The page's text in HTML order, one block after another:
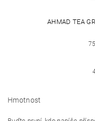
AHMAD TEA
Hmotnost